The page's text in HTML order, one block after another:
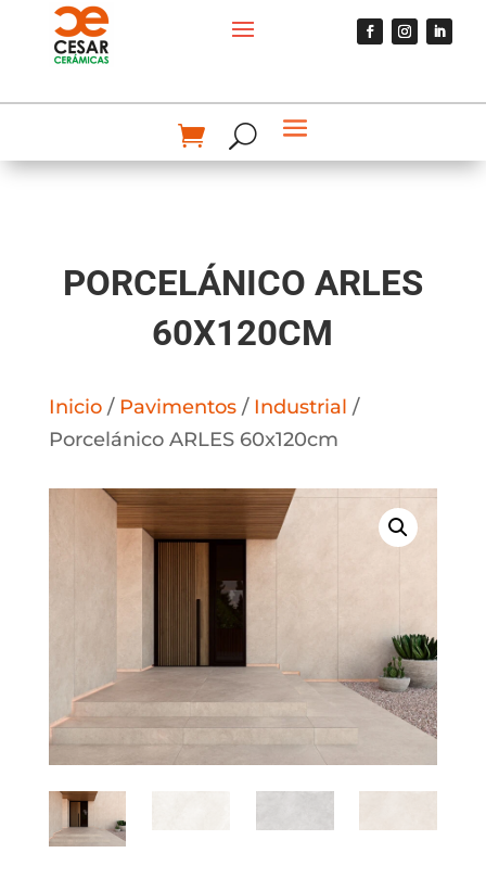
PORCELÁNICO ARLES
60X120CM
Inicio/ Pavimentos/ Industrial /
Porcelánico ARLES 60x120cm